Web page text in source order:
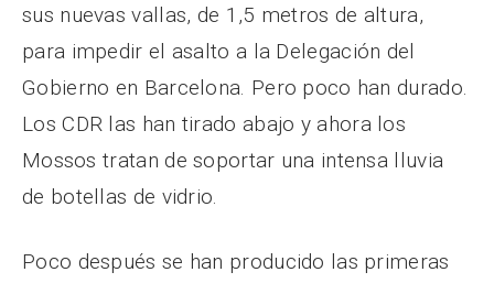
sus nuevas vallas, de 1,5 metros de altura,
para impedir el asalto a la Delegación del
Gobierno en Barcelona. Pero poco han durado.
Los CDR las han tirado abajo y ahora los
Mossos tratan de soportar una intensa lluvia
de botellas de vidrio.
Poco después se han producido las primeras